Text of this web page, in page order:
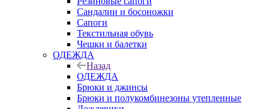
Сандалии и босоножки
Сапоги
Текстильная обувь
Чешки и балетки
ОДЕЖДА
Назад
ОДЕЖДА
Брюки и джинсы
Брюки и полукомбинезоны утепленные